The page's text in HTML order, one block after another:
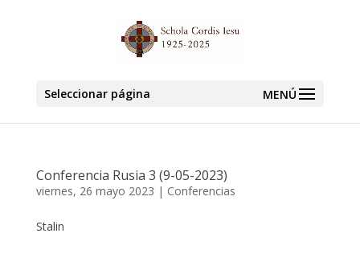
Seleccionar página
Conferencia Rusia 3 (9-05-2023)
viernes, 26 mayo 2023 | Conferencias
Stalin